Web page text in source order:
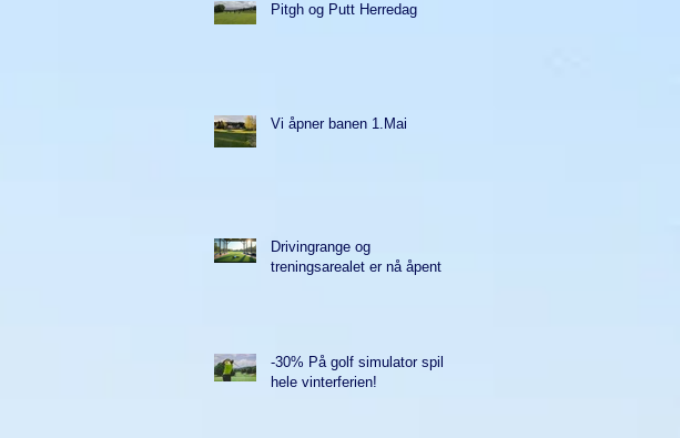
Pitgh og Putt Herredag
Vi åpner banen 1.Mai
Drivingrange og
treningsarealet er nå åpent
-30% På golf simulator spill i
hele vinterferien!